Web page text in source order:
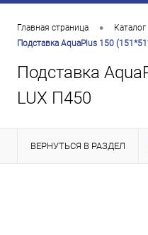
Главная страница •
Подставка AquaPlus 150
Подставка
LUX П450
ВЕРНУТЬСЯ В РАЗДЕЛ